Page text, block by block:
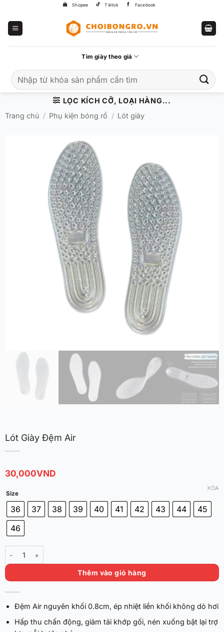
Shopee Tiktok Facebook
Tìm giày theo giá
kiếm:
LỌC KÍCH CỠ, LOẠI HÀNG...
Trang chủ / Phụ kiện bóng rổ / Lót giày
Lót Giày Đệm Air
30,000VND
Size
36 37 38 39 40 41 42 43 44
45
46
XÓA
Lót Giày Đệm Air số lượng
Thêm vào giỏ hàng
Đệm Air nguyên khối 0.8cm, ép nhiệt liền khối không dò hơi
Hấp thu chấn động, giảm tải khớp gối, nén xuống bật lại trợ